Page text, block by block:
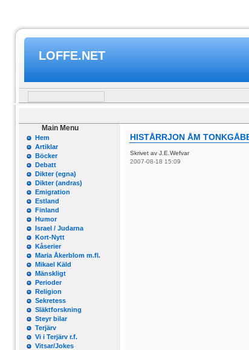
LOFFE.NET
Main Menu
Hem
Artiklar
Böcker
Debatt
Dikter (egna)
Dikter (andras)
Emigration
Estland
Finland
Humor
Israel / Judarna
Kort-Nytt
Kåserier
Maria Åkerblom m.fl.
Mikael Käld
Mänskligt
Perioder
Religion
Sekretess
Släktforskning
Steyr bilar
Terjärv
Vi i Terjärv r.f.
Vitsar/Jokes
HISTÅRRJON ÅM
Skrivet av J.E.Wefvar
2007-08-18 15:09